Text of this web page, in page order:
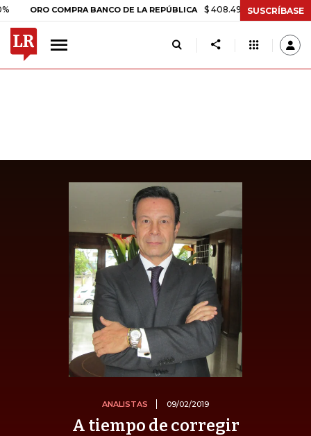
ORO COMPRA BANCO DE LA REPÚBLICA $ 408.498,97 +$ 8.753,81
SUSCRÍBASE
ANALISTAS 09/02/2019
A tiempo de corregir